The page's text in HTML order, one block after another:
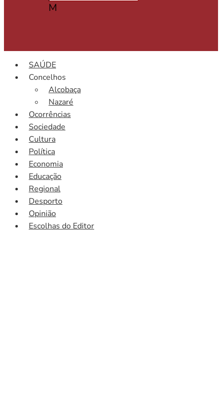
M
SAÚDE
Concelhos
Alcobaça
Nazaré
Ocorrências
Sociedade
Cultura
Política
Economia
Educação
Regional
Desporto
Opinião
Escolhas do Editor